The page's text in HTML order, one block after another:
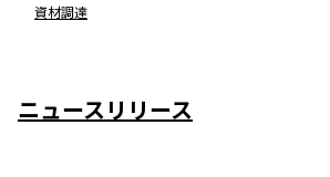
資材調達
ニュースリリース